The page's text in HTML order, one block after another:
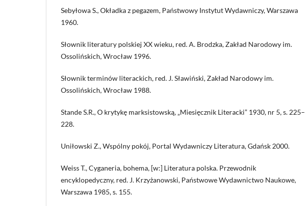
Sebyłowa S., Okładka z pegazem, Państwowy Instytut Wydawniczy, Warszawa
1960.
Słownik literatury polskiej XX wieku, red. A. Brodzka, Zakład Narodowy im.
Ossolińskich, Wrocław 1996.
Słownik terminów literackich, red. J. Sławiński, Zakład Narodowy im.
Ossolińskich, Wrocław 1988.
Stande S.R., O krytykę marksistowską, „Miesięcznik Literacki” 1930, nr 5, s. 225–
228.
Uniłowski Z., Wspólny pokój, Portal Wydawniczy Literatura, Gdańsk 2000.
Weiss T., Cyganeria, bohema, [w:] Literatura polska. Przewodnik
encyklopedyczny, red. J. Krzyżanowski, Państwowe Wydawnictwo Naukowe,
Warszawa 1985, s. 155.